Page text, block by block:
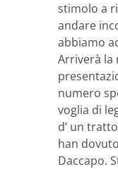
stimolo a
andare
abbiamo
Arriverà la
numero
voglia di
d’ un
han
Daccapo.